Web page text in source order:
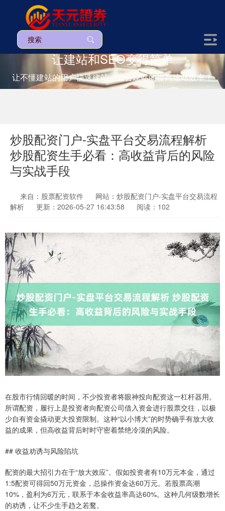
让建站和SEO变得简单
让不懂建站的用户快速建站，让会建站的提高建站效率！
炒股配资门户-实盘平台交易流程解析
炒股配资生手必看：高收益背后的风险
与实战手段
来自：股票配资软件
网站：炒股配资门户-实盘平台交易流程
解析
更新：2026-05-27 16:43:58 阅读：102
在股市行情回暖的时间，不少投资者将眼神投向配资这一杠杆器用。
所谓配资，履行上是投资者向配资公司借入资金进行股票交往，以极
少自有资金撬动更大投资限制。这种“以小博大”的时势确乎有放大收
益的成果，但高收益背后时时守密着禁绝冷漠的风险。
## 收益劝诱与风险陷坑
配资的最大招引力在于“放大效应”。假如投资者有10万元本金，通过
1:5配资可得回50万元资金，总操作资金达60万元。若股票高潮
10%，盈利为6万元，联系于本金收益率高达60%。这种几何级数增长
的劝诱，让不少生手趋之若鹜。